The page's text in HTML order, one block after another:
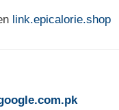
link.epicalorie.shop